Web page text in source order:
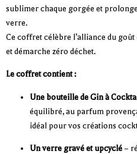
sublimer chaque gorgée et
verre.
Ce coffret célèbre l’alliance du
et démarche zéro déchet.
Le coffret contient :
Une bouteille de Gin à
équilibré, au parfum
idéal pour vos créations
Un verre gravé et upcyclé –